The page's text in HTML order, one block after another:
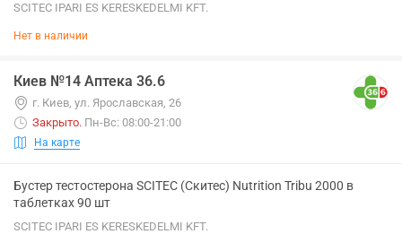
SCITEC IPARI ES KERESKEDELMI KFT.
Нет в наличии
Киев №14 Аптека 36.6
г. Киев, ул. Ярославская, 26
Закрыто. Пн-Вс: 08:00-21:00
На карте
Бустер тестостерона SCITEC (Скитес) Nutrition Tribu 2000 в
таблетках 90 шт
SCITEC IPARI ES KERESKEDELMI KFT.